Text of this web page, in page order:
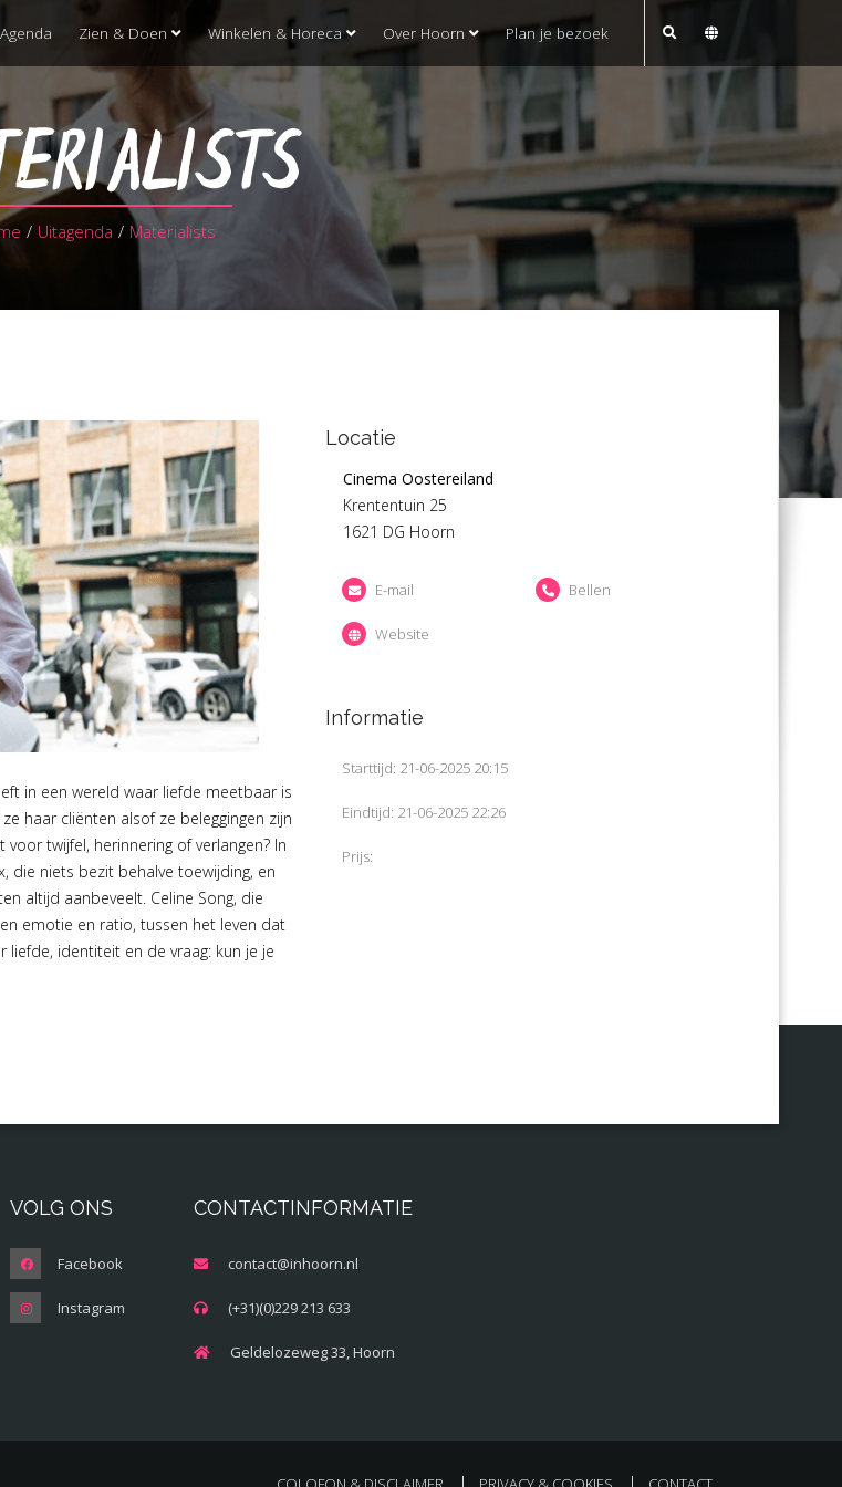
Agenda Zien & Doen Winkelen & Horeca Over Hoorn Plan je bezoek
/ Uitagenda / Materialists
in een wereld waar liefde meetbaar is
haar cliënten alsof ze beleggingen zijn
twijfel, herinnering of verlangen? In
die niets bezit behalve toewijding, en
altijd aanbeveelt. Celine Song, die
emotie en ratio, tussen het leven dat
identiteit en de vraag: kun je je
Locatie
Cinema Oostereiland
Krententuin 25
1621 DG Hoorn
E-mail Bellen
Website
Informatie
Starttijd: 21-06-2025 20:15
Eindtijd: 21-06-2025 22:26
Prijs:
VOLG ONS
Facebook
Instagram
CONTACTINFORMATIE
contact@inhoorn.nl
(+31)(0)229 213 633
Geldelozeweg 33, Hoorn